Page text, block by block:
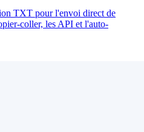
TXT pour l'envoi direct de
coller, les API et l'auto-